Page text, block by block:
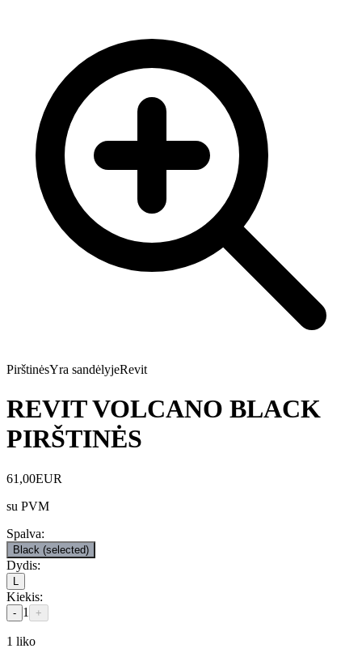
PirštinėsYra sandėlyjeRevit
REVIT VOLCANO BLACK
PIRŠTINĖS
61,00EUR
su PVM
Spalva:
Black (selected)
Dydis:
Kiekis:
- 1 +
1 liko